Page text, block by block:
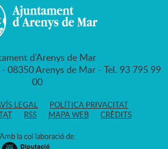
d'Arenys de Mar
08350 Arenys de Mar - Tel. 93 795 99
00
LEGAL
POLÍTICA PRIVACITAT
RSS MAPA WEB CRÈDITS
Amb la col·laboració de: